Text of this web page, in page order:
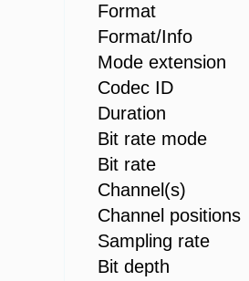
Format
Format/Info
Mode
Codec
Duration :
Bit rate
Bit rate :
Channel
Sampling
Bit depth